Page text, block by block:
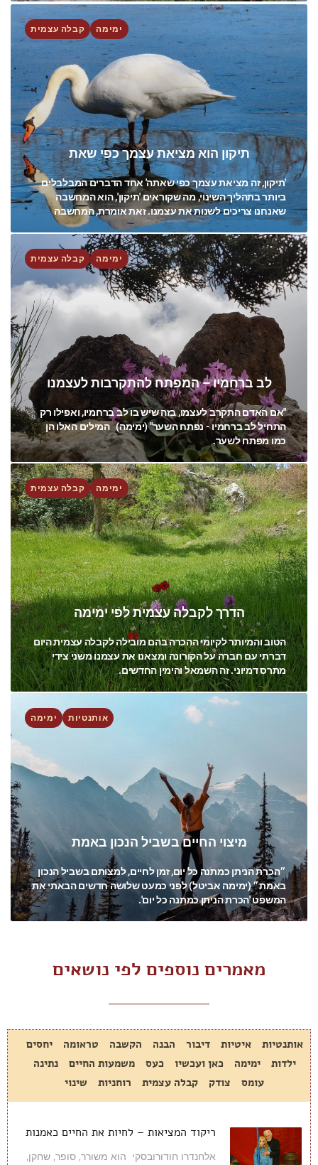
ימימה קבלה עצמית
תיקון הוא מציאת עצמך כפי שאת
'תיקון, זה מציאת עצמך כפי שאתה' אחד הדברים המבלבלים
ביותר בתהליך השינוי, מה שקוראים 'תיקון', הוא המחשבה
שאנחנו צריכים לשנות את עצמנו. זאת אומרת, המחשבה
ימימה קבלה עצמית
לב ברחמיו – המפתח להתקרבות לעצמנו
"אם האדם התקרב לעצמו, בזה שיש בו לב ברחמיו, ואפילו רק
התחיל לב ברחמיו - נפתח השער" (ימימה) המילים האלו הן
כמו מפתח לשער.
ימימה קבלה עצמית
הדרך לקבלה עצמית לפי ימימה
הטוב והמיותר לקיומי ההכרה בהם מובילה לקבלה עצמית היום
דברתי עם חברה על הקורונה ומצאנו את עצמנו משני צידי
מתרס דמיוני. זה השמאל והימין החדשים.
אותנטיות ימימה
מיצוי החיים בשביל הנכון באמת
״הכרת הניתן כמתנה כל יום, זמן לחיים, למצותם בשביל הנכון
באמת״ (ימימה אביטל) לפני כמעט שלושה חדשים הבאתי את
המשפט 'הכרת הניתן כמתנה כל יום'.
מאמרים נוספים לפי נושאים
אותנטיות איטיות דיבור הבנה הקשבה טראומה
יחסים
ילדות
ימימה כאן ועכשיו כעס משמעות החיים
נתינה
עומס
צודק קבלה עצמית רוחניות שינוי
ריקוד המציאות – לחיות את החיים כאמנות
אלחנדרו חודורובסקי הוא משורר, סופר, שחקן,